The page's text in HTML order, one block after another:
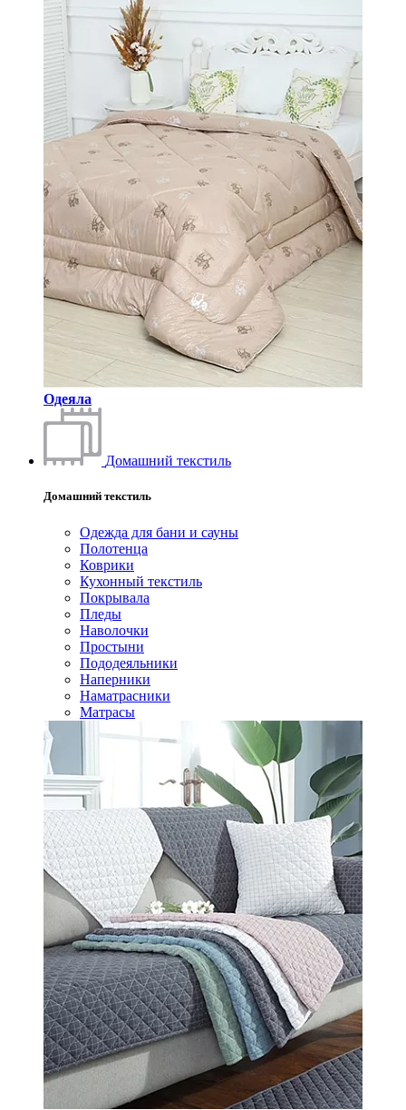
Одеяла
Домашний текстиль
Домашний текстиль
Одежда для бани и сауны
Полотенца
Коврики
Кухонный текстиль
Покрывала
Пледы
Наволочки
Простыни
Пододеяльники
Наперники
Наматрасники
Матрасы